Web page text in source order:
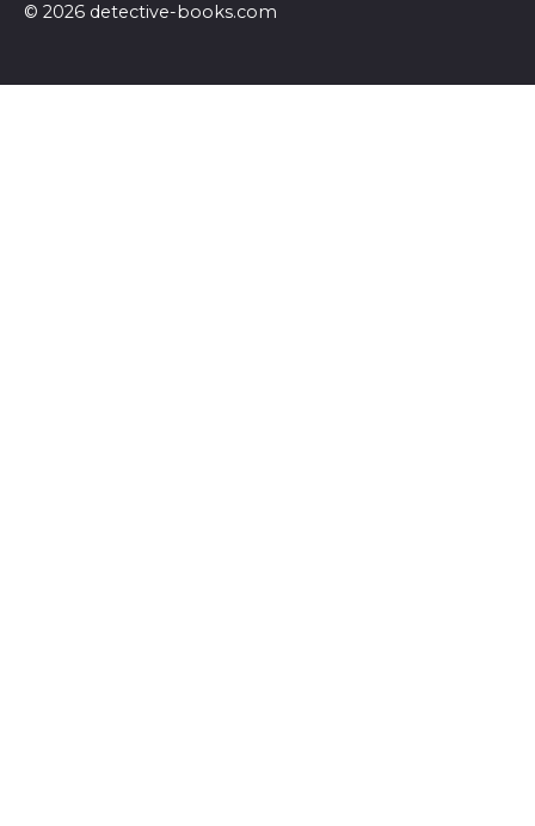
© 2026 detective-books.com